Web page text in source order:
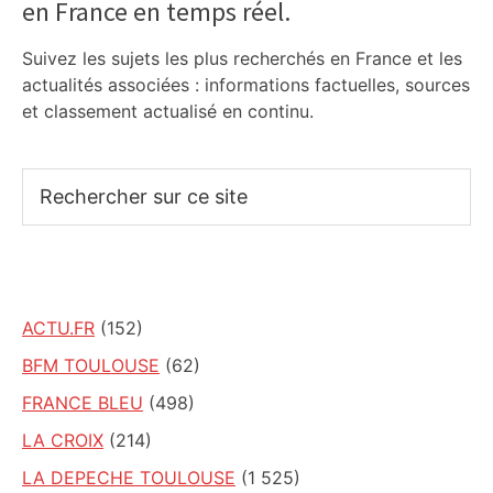
Sidebar
en France en temps réel.
Suivez les sujets les plus recherchés en France et les
actualités associées : informations factuelles, sources
et classement actualisé en continu.
sur
ACTU.FR (152)
BFM TOULOUSE (62)
FRANCE BLEU (498)
LA CROIX (214)
LA DEPECHE TOULOUSE (1 525)